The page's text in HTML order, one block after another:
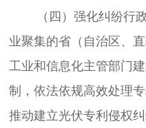
业聚集的省（自治区、
工业和信息化主管部门
制，依法依规高效处理
推动建立光伏专利侵权